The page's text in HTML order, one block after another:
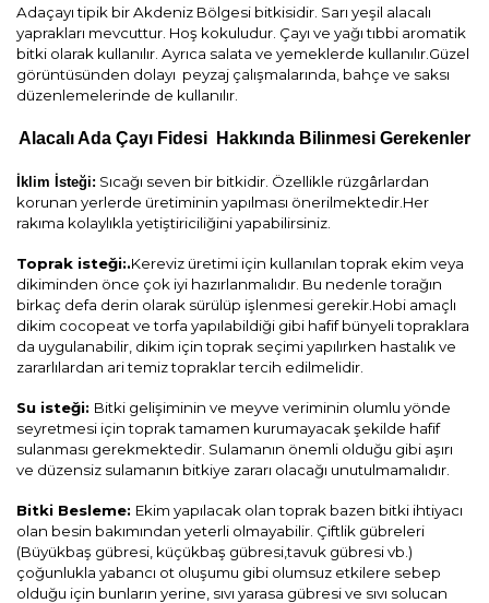
Adaçayı tipik bir Akdeniz Bölgesi bitkisidir. Sarı yeşil alacalı
yaprakları mevcuttur. Hoş kokuludur. Çayı ve yağı tıbbi aromatik
bitki olarak kullanılır. Ayrıca salata ve yemeklerde kullanılır.Güzel
görüntüsünden dolayı peyzaj çalışmalarında, bahçe ve saksı
düzenlemelerinde de kullanılır.
Alacalı Ada Çayı Fidesi Hakkında Bilinmesi Gerekenl er
İklim İsteği: Sıcağı seven bir bitkidir. Özellikle rüzgârlardan
korunan yerlerde üretiminin yapılması önerilmektedir. Her
rakıma kolaylıkla yetiştiriciliğini yapabilirsiniz.
Toprak isteği:.Kereviz üretimi için kullanılan toprak ekim veya
dikiminden önce çok iyi hazırlanmalıdır. Bu nedenle torağın
birkaç defa derin olarak sürülüp işlenmesi gerekir. Hobi amaçlı
dikim cocopeat ve torfa yapılabildiği gibi hafif bünyeli topraklara
da uygulanabilir, dikim için toprak seçimi yapılırken hastalık ve
zararlılardan ari temiz topraklar tercih edilmelidir.
Su isteği: Bitki gelişiminin ve meyve veriminin olumlu yönde
seyretmesi için toprak tamamen kurumayacak şekilde hafif
sulanması gerekmektedir. Sulamanın önemli olduğu gibi aşırı
ve düzensiz sulamanın bitkiye zararı olacağı unutulmamalıdır.
Bitki Besleme: Ekim yapılacak olan toprak bazen bitki ihtiyacı
olan besin bakımından yeterli olmayabilir. Çiftlik gübreleri
(Büyükbaş gübresi, küçükbaş gübresi,tavuk gübresi vb.)
çoğunlukla yabancı ot oluşumu gibi olumsuz etkilere sebep
olduğu için bunların yerine, sıvı yarasa gübresi ve sıvı solucan